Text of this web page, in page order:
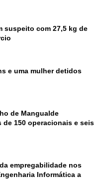
suspeito com 27,5 kg de
e uma mulher detidos
de Mangualde
de 150 operacionais e seis
empregabilidade nos
Informática a